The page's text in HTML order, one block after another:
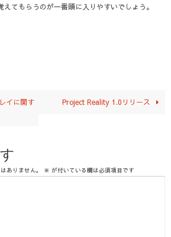
てもらうのが一番頭に入りやすいでしょう。
イに関す
Project Reality 1.0リリース
ありません。 ※ が付いている欄は必須項目です